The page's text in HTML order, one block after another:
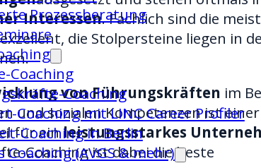
Prozessberatung
Coaching
Coaching
Coaching mit LINC Career Profiler
Coaching in Berlin
(AVGS & mehr)
Interessen. Fachlich sind die
die Stolpersteine liegen in
von Führungskräften im
und sozialen Kompetenzen ist
für einleistungsstarkes
Coaching ist dabei die beste